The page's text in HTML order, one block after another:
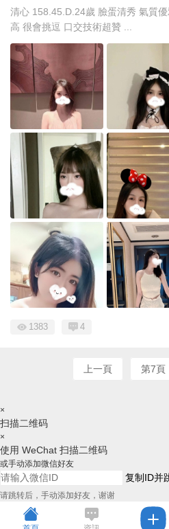
清心 158.45.D.24歲 臉蛋清秀 氣質
高 很會挑逗 口交技術超贊 ...
1383 4
上一頁 第7頁
×
扫描二维码
×
使用 WeChat 扫描二维码
或手动添加微信好友
复制ID并
请跳转后，手动添加好友，谢谢